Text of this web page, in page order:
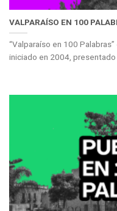
VALPARAÍSO EN 100
“Valparaíso en 100
iniciado en 2004, presentado